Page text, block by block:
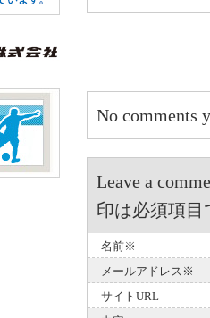
No comments
Leave a
印は必須項目
名前※
メールアドレス※
サイトURL